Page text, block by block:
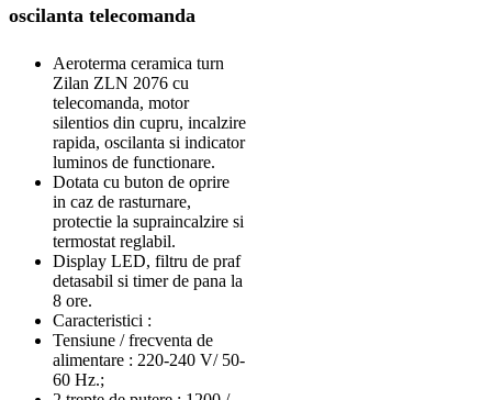
oscilanta telecomanda
Aeroterma ceramica turn
Zilan ZLN 2076 cu
telecomanda, motor
silentios din cupru, incalzire
rapida, oscilanta si indicator
luminos de functionare.
Dotata cu buton de oprire
in caz de rasturnare,
protectie la supraincalzire si
termostat reglabil.
Display LED, filtru de praf
detasabil si timer de pana la
8 ore.
Caracteristici :
Tensiune / frecventa de
alimentare : 220-240 V/ 50-
60 Hz.;